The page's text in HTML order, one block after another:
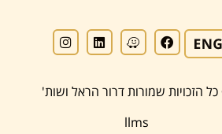
הזכויות שמורות דרור הראל ושות'
llms